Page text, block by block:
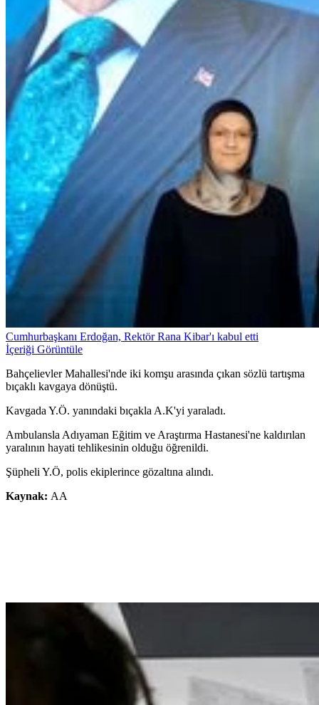
Cumhurbaşkanı Erdoğan, Rektör Rana Kibar'ı kabul etti
İçeriği Görüntüle
Bahçelievler Mahallesi'nde iki komşu arasında çıkan sözlü tartışma
bıçaklı kavgaya dönüştü.
Kavgada Y.Ö. yanındaki bıçakla A.K'yi yaraladı.
Ambulansla Adıyaman Eğitim ve Araştırma Hastanesi'ne kaldırılan
yaralının hayati tehlikesinin olduğu öğrenildi.
Şüpheli Y.Ö, polis ekiplerince gözaltına alındı.
Kaynak: AA